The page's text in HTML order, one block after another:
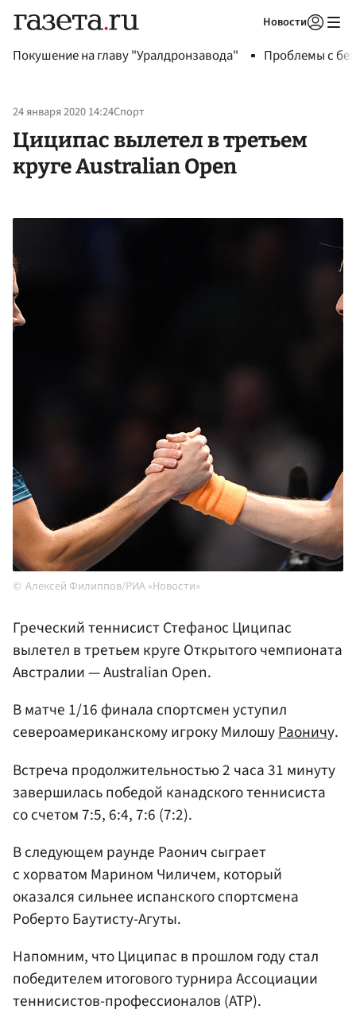
Новости
Покушение на главу "Уралдронзавода" Проблемы с
24 января 2020 14:24Спорт
Циципас вылетел в третьем
круге Australian Open
Алексей Филиппов/РИА «Новости»
Греческий теннисист Стефанос Циципас
вылетел в третьем круге Открытого чемпионата
Австралии — Australian Open.
В матче 1/16 финала спортсмен уступил
североамериканскому игроку МилошуРаоничу.
Встреча продолжительностью 2 часа 31 минуту
завершилась победой канадского теннисиста
со счетом 7:5, 6:4, 7:6 (7:2).
В следующем раунде Раонич сыграет
с хорватом Марином Чиличем, который
оказался сильнее испанского спортсмена
Роберто Баутисту-Агуты.
Напомним, что Циципас в прошлом году стал
победителем итогового турнира Ассоциации
теннисистов-профессионалов (АТР).